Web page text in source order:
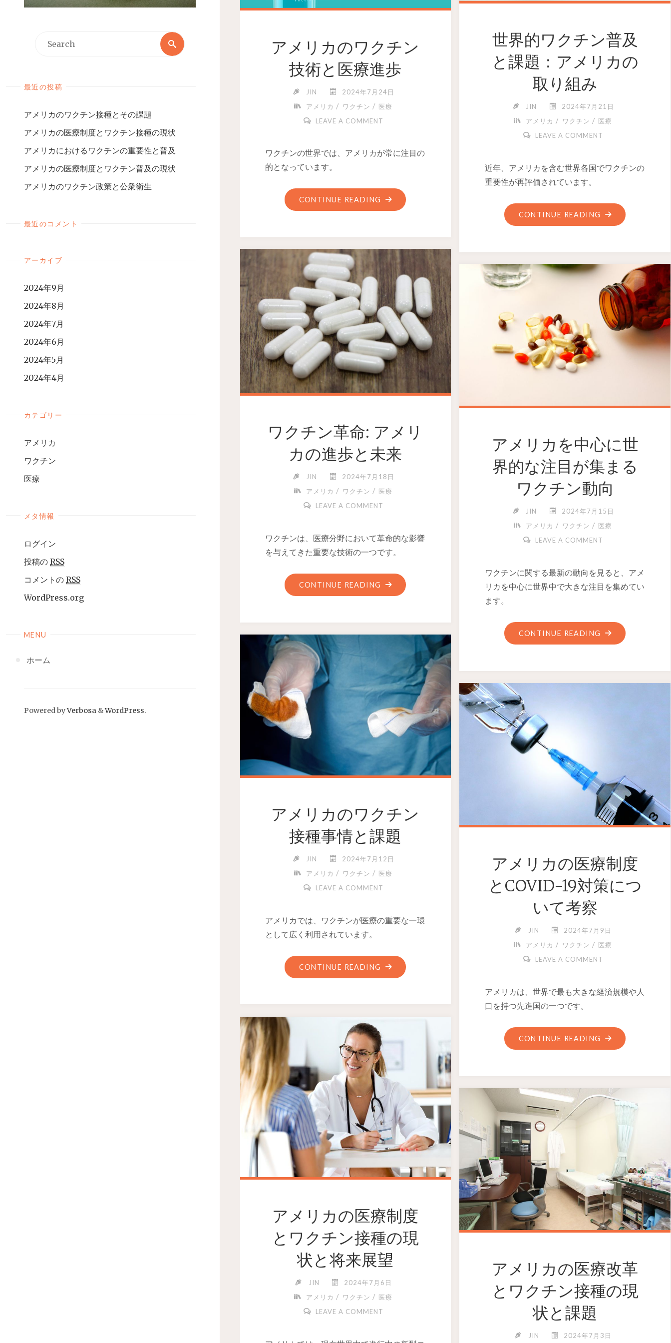
最近の投稿
アメリカのワクチン接種とその課題
アメリカの医療制度とワクチン接種の現状
アメリカにおけるワクチンの重要性と普及
アメリカの医療制度とワクチン普及の現状
アメリカのワクチン政策と公衆衛生
最近のコメント
アーカイブ
2024年9月
2024年8月
2024年7月
2024年6月
2024年5月
2024年4月
カテゴリー
アメリカ
ワクチン
医療
メタ情報
ログイン
投稿の RSS
コメントの RSS
WordPress.org
MENU
ホーム
Powered byVerbosa &WordPress.
アメリカのワクチン
技術と医療進歩
JIN
2024年7月24日
アメリカ / ワクチン / 医療
LEAVE A COMMENT
ワクチンの世界では、アメリカが常に注目の
的となっています。
CONTINUE READING
世界的ワクチン普及
と課題：アメリカの
取り組み
JIN
2024年7月21日
アメリカ / ワクチン / 医療
LEAVE A COMMENT
近年、アメリカを含む世界各国でワクチンの
重要性が再評価されています。
CONTINUE READING
ワクチン革命: アメリ
カの進歩と未来
JIN
2024年7月18日
アメリカ / ワクチン / 医療
LEAVE A COMMENT
ワクチンは、医療分野において革命的な影響
を与えてきた重要な技術の一つです。
CONTINUE READING
アメリカを中心に世
界的な注目が集まる
ワクチン動向
JIN
2024年7月15日
アメリカ / ワクチン / 医療
LEAVE A COMMENT
ワクチンに関する最新の動向を見ると、アメ
リカを中心に世界中で大きな注目を集めてい
ます。
CONTINUE READING
アメリカのワクチン
接種事情と課題
JIN
2024年7月12日
アメリカ / ワクチン / 医療
LEAVE A COMMENT
アメリカでは、ワクチンが医療の重要な一環
として広く利用されています。
CONTINUE READING
アメリカの医療制度
とCOVID-19対策につ
いて考察
JIN
2024年7月9日
アメリカ / ワクチン / 医療
LEAVE A COMMENT
アメリカは、世界で最も大きな経済規模や人
口を持つ先進国の一つです。
CONTINUE READING
アメリカの医療制度
とワクチン接種の現
状と将来展望
JIN
2024年7月6日
アメリカ / ワクチン / 医療
LEAVE A COMMENT
アメリカの医療改革
とワクチン接種の現
状と課題
JIN 2024年7月3日